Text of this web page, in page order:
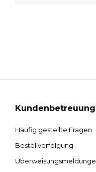
Kundenbetreuung
Häufig gestellte Fragen
Bestellverfolgung